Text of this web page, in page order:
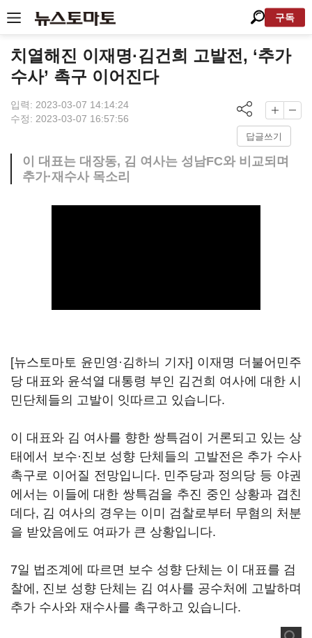
구독
치열해진 이재명·김건희 고발전, ‘추가
수사’ 촉구 이어진다
입력: 2023-03-07 14:14:24
수정: 2023-03-07 16:57:56
답글쓰기
이 대표는 대장동, 김 여사는 성남FC와 비교되며
추가·재수사 목소리
[뉴스토마토 윤민영·김하늬 기자] 이재명 더불어민주
당 대표와 윤석열 대통령 부인 김건희 여사에 대한 시
민단체들의 고발이 잇따르고 있습니다.
이 대표와 김 여사를 향한 쌍특검이 거론되고 있는 상
태에서 보수·진보 성향 단체들의 고발전은 추가 수사
촉구로 이어질 전망입니다. 민주당과 정의당 등 야권
에서는 이들에 대한 쌍특검을 추진 중인 상황과 겹친
데다, 김 여사의 경우는 이미 검찰로부터 무혐의 처분
을 받았음에도 여파가 큰 상황입니다.
7일 법조계에 따르면 보수 성향 단체는 이 대표를 검
찰에, 진보 성향 단체는 김 여사를 공수처에 고발하며
추가 수사와 재수사를 촉구하고 있습니다.